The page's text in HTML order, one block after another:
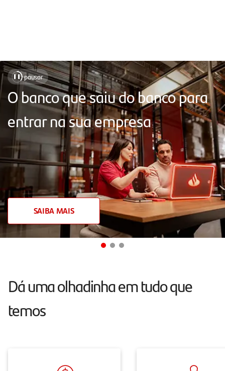
Soluções
para
sua
empresa,
com
atendimento
próximo,
chat
humanizado,
conta
sem
mensalidade.
❚❚ pausar
O banco que saiu do banco para
entrar na sua empresa
SAIBA MAIS
Dá uma olhadinha em tudo que
temos